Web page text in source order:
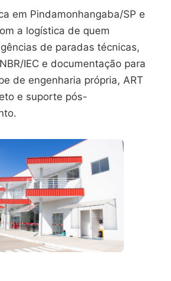
em Pindamonhangaba/SP e
a logística de quem
de paradas técnicas,
IEC e documentação para
de engenharia própria, ART
e suporte pós-